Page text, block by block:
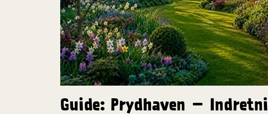
Guide: Prydhaven –